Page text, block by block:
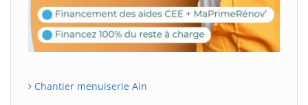
Chantier menuiserie Ain